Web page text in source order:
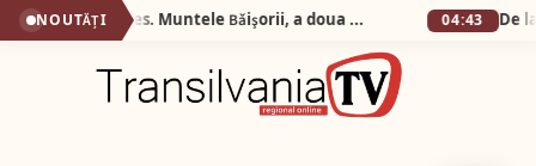
NOUTĂȚI Silva Logistic Services. Muntele Bǎişorii, a doua cea mai oznificatǎ zonǎ din Europa, un colț de rai unde sălbăticia Apusenilor întâlnește liniștea profundă a brazilor falnici. 04:43